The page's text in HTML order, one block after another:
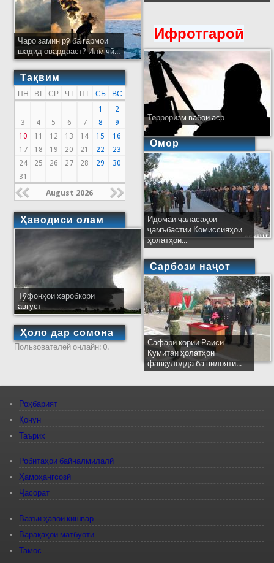
Чаро замин рӯ ба гармои
шадид овардааст? Илм чӣ...
Тақвим
ПН ВТ СР ЧТ ПТ СБ
ВС
1
2
3
4 5 6 7 8
9
10
11 12 13 14 15
16
17
18 19 20 21 22
23
24
25 26 27 28 29
30
31
August 2026
Ҳаводиси олам
Тӯфонҳои харобкори
август
Ҳоло дар сомона
Пользователей онлайн: 0.
Ифротгароӣ
Терроризм вабои аср
Омор
Идомаи ҷаласаҳои
ҷамъбастии Комиссияҳои
ҳолатҳои...
Сарбози наҷот
Сафари кории Раиси
Кумитаи ҳолатҳои
фавқулодда ба вилояти...
Роҳбарият
Қонун
Таърих
Робитаҳои байналмилалӣ
Ҳамоҳангсозӣ
Ҷасорат
Вазъи ҳавои кишвар
Варақаҳои матбуотӣ
Тамос